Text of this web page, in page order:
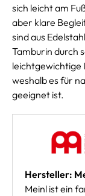
sich leicht am
aber klare
sind aus
Tamburin durch
leichtgewichtige
weshalb es für
geeignet ist.
Hersteller:
Meinl ist ein